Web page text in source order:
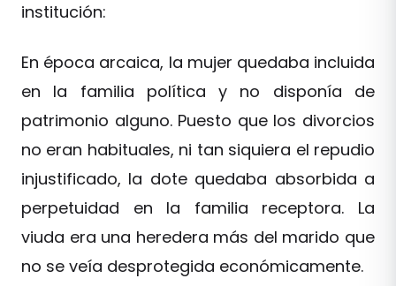
institución:
En época arcaica, la mujer quedaba incluida
en la familia política y no disponía de
patrimonio alguno. Puesto que los divorcios
no eran habituales, ni tan siquiera el repudio
injustificado, la dote quedaba absorbida a
perpetuidad en la familia receptora. La
viuda era una heredera más del marido que
no se veía desprotegida económicamente.